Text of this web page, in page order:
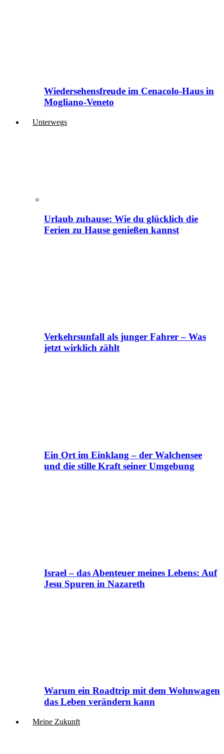
Wiedersehensfreude im Cenacolo-Haus in
Mogliano-Veneto
Unterwegs
Urlaub zuhause: Wie du glücklich die
Ferien zu Hause genießen kannst
Verkehrsunfall als junger Fahrer – Was
jetzt wirklich zählt
Ein Ort im Einklang – der Walchensee
und die stille Kraft seiner Umgebung
Israel – das Abenteuer meines Lebens: Auf
Jesu Spuren in Nazareth
Warum ein Roadtrip mit dem Wohnwagen
das Leben verändern kann
Meine Zukunft